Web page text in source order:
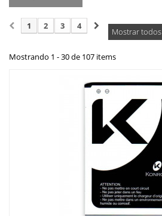
Mostrar todos
1 2 3 4
Mostrando 1 - 30 de 107 items